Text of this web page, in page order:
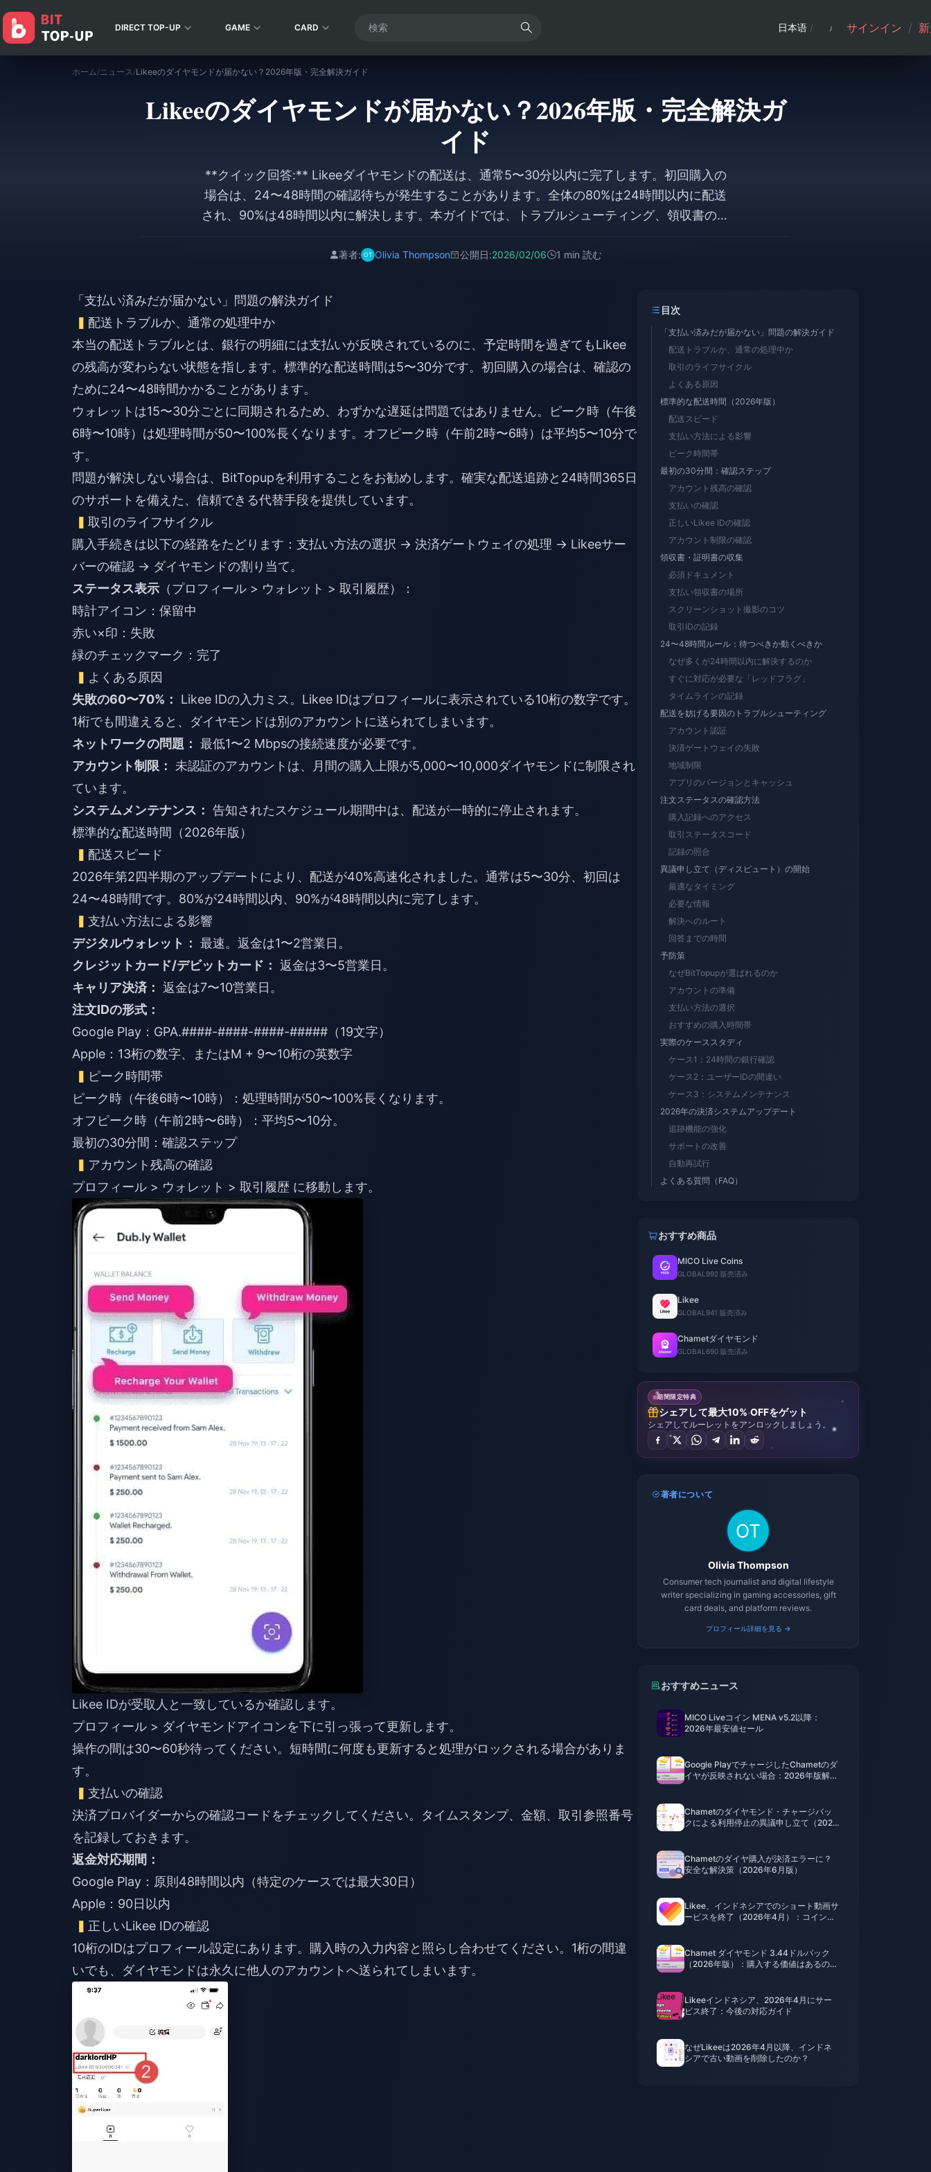
DIRECT TOP-UP GAME CARD 日本语 / サインイン /
ホーム/ニュース /Likeeのダイヤモンドが届かない？2026年版・完全解決ガイド
Likeeのダイヤモンドが届かない？2026年版・完全解決ガ
イド
**クイック回答:** Likeeダイヤモンドの配送は、通常5〜30分以内に完了します。初回購入の
場合は、24〜48時間の確認待ちが発生することがあります。全体の80%は24時間以内に配送
され、90%は48時間以内に解決します。本ガイドでは、トラブルシューティング、領収書の確
著者: Olivia Thompson 公開日:2026/02/06 1 min 読む
「支払い済みだが届かない」問題の解決ガイド
配送トラブルか、通常の処理中か
本当の配送トラブルとは、銀行の明細には支払いが反映されているのに、予定時間を過ぎてもLikee
の残高が変わらない状態を指します。標準的な配送時間は5〜30分です。初回購入の場合は、確認の
ために24〜48時間かかることがあります。
ウォレットは15〜30分ごとに同期されるため、わずかな遅延は問題ではありません。ピーク時（午後
6時〜10時）は処理時間が50〜100%長くなります。オフピーク時（午前2時〜6時）は平均5〜10分で
す。
問題が解決しない場合は、 BitTopupを利用することをお勧めします。確実な配送追跡と24時間365日
のサポートを備えた、信頼できる代替手段を提供しています。
取引のライフサイクル
購入手続きは以下の経路をたどります：支払い方法の選択 → 決済ゲートウェイの処理 → Likeeサー
バーの確認 → ダイヤモンドの割り当て。
ステータス表示 （プロフィール > ウォレット > 取引履歴）：
時計アイコン：保留中
赤い×印：失敗
緑のチェックマーク：完了
よくある原因
失敗の60〜70%：
Likee IDの入力ミス。Likee IDはプロフィールに表示されている10桁の数字です。
1桁でも間違えると、ダイヤモンドは別のアカウントに送られてしまいます。
ネットワークの問題： 最低1〜2 Mbpsの接続速度が必要です。
アカウント制限：
未認証のアカウントは、月間の購入上限が5,000〜10,000ダイヤモンドに制限され
ています。
システムメンテナンス： 告知されたスケジュール期間中は、配送が一時的に停止されます。
標準的な配送時間（2026年版）
配送スピード
2026年第2四半期のアップデートにより、配送が40%高速化されました。通常は5〜30分、初回は
24〜48時間です。80%が24時間以内、90%が48時間以内に完了します。
支払い方法による影響
デジタルウォレット：
クレジットカード/デビットカード：
キャリア決済： 返金は7〜10営業日。
注文IDの形式：
Google Play：GPA.####-####-####-#####（19文字）
Apple：13桁の数字、またはM + 9〜10桁の英数字
ピーク時間帯
ピーク時（午後6時〜10時）：処理時間が50〜100%長くなります。
オフピーク時（午前2時〜6時）：平均5〜10分。
最初の30分間：確認ステップ
アカウント残高の確認
プロフィール > ウォレット > 取引履歴 に移動します。
Likee IDが受取人と一致しているか確認します。
プロフィール > ダイヤモンドアイコンを下に引っ張って更新します。
操作の間は30〜60秒待ってください。短時間に何度も更新すると処理がロックされる場合がありま
す。
支払いの確認
決済プロバイダーからの確認コードをチェックしてください。タイムスタンプ、金額、取引参照番号
を記録しておきます。
返金対応期間：
Google Play：原則48時間以内（特定のケースでは最大30日）
Apple：90日以内
正しいLikee IDの確認
10桁のIDはプロフィール設定にあります。購入時の入力内容と照らし合わせてください。1桁の間違
いでも、ダイヤモンドは永久に他人のアカウントへ送られてしまいます。
目次
「支払い済みだが届かない」問題の解決ガイド
配送トラブルか、通常の処理中か
取引のライフサイクル
よくある原因
標準的な配送時間（2026年版）
配送スピード
支払い方法による影響
ピーク時間帯
最初の30分間：確認ステップ
アカウント残高の確認
支払いの確認
正しいLikee IDの確認
アカウント制限の確認
領収書・証明書の収集
必須ドキュメント
支払い領収書の場所
スクリーンショット撮影のコツ
取引IDの記録
24〜48時間ルール：待つべきか動くべきか
なぜ多くが24時間以内に解決するのか
すぐに対応が必要な「レッドフラグ」
タイムラインの記録
配送を妨げる要因のトラブルシューティング
アカウント認証
決済ゲートウェイの失敗
地域制限
アプリのバージョンとキャッシュ
注文ステータスの確認方法
購入記録へのアクセス
取引ステータスコード
記録の照合
異議申し立て（ディスピュート）の開始
最適なタイミング
必要な情報
解決へのルート
回答までの時間
予防策
なぜBitTopupが選ばれるのか
アカウントの準備
支払い方法の選択
おすすめの購入時間帯
実際のケーススタディ
ケース1：24時間の銀行確認
ケース2：ユーザーIDの間違い
ケース3：システムメンテナンス
2026年の決済システムアップデート
追跡機能の強化
サポートの改善
自動再試行
よくある質問（FAQ）
おすすめ商品
MICO Live Coins
GLOBAL 992 販売済み
Likee
GLOBAL 941 販売済み
Chametダイヤモンド
GLOBAL 690 販売済み
期間限定特典
シェアして最大10% OFFをゲット
シェアしてルーレットをアンロックしましょう。
著者について
Olivia Thompson
Consumer tech journalist and digital lifestyle
writer specializing in gaming accessories, gift
card deals, and platform reviews.
プロフィール詳細を見る →
おすすめニュース
MICO Liveコイン MENA v5.2以降：
2026年最安値セール
Google PlayでチャージしたChametのダ
イヤが反映されない場合：2026年版解決
Chametのダイヤモンド・チャージバッ
クによる利用停止の異議申し立て（2026
Chametのダイヤ購入が決済エラーに？
安全な解決策（2026年6月版）
Likee、インドネシアでのショート動画サ
ービスを終了（2026年4月）：コイン、
Chamet ダイヤモンド 3.44ドルパック
（2026年版）：購入する価値はあるの
Likeeインドネシア、2026年4月にサー
ビス終了：今後の対応ガイド
なぜLikeeは2026年4月以降、インドネ
シアで古い動画を削除したのか？